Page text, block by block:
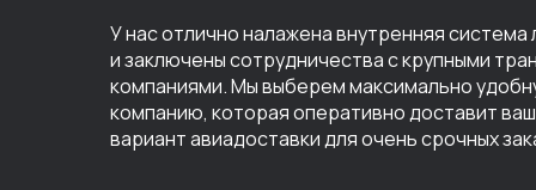
У нас отлично налажена внутренняя система
и заключены сотрудничества с крупными
компаниями. Мы выберем максимально
компанию, которая оперативно доставит ваш
вариант авиадоставки для очень срочных